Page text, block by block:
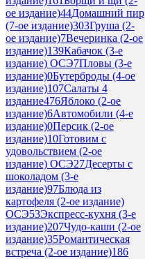
ое издание)44Домашний пир
(7-ое издание)303Груша (2-
ое издание)7Вечеринка (2-ое
издание)139Кабачок (3-е
издание) ОСЭ7Пловы (3-е
издание)0Бутерброды (4-ое
издание)107Салаты 4
издание476Яблоко (2-ое
издание)6Автомобили (4-е
издание)0Персик (2-ое
издание)10Готовим с
удовольствием (2-ое
издание) ОСЭ27Десерты с
шоколадом (3-е
издание)97Блюда из
картофеля (2-ое издание)
ОСЭ53Экспресс-кухня (3-е
издание)207Чудо-каши (2-ое
издание)35Романтическая
встреча (2-ое издание)186